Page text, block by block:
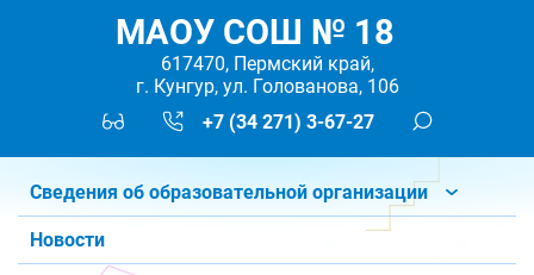
МАОУ СОШ № 18
617470, Пермский край,
г. Кунгур, ул. Голованова, 106
+7 (34 271) 3-67-27
Сведения об образовательной организации
Новости